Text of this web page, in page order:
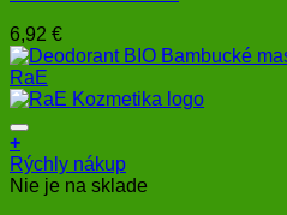
6,92 €
+
Rýchly nákup
Nie je na sklade